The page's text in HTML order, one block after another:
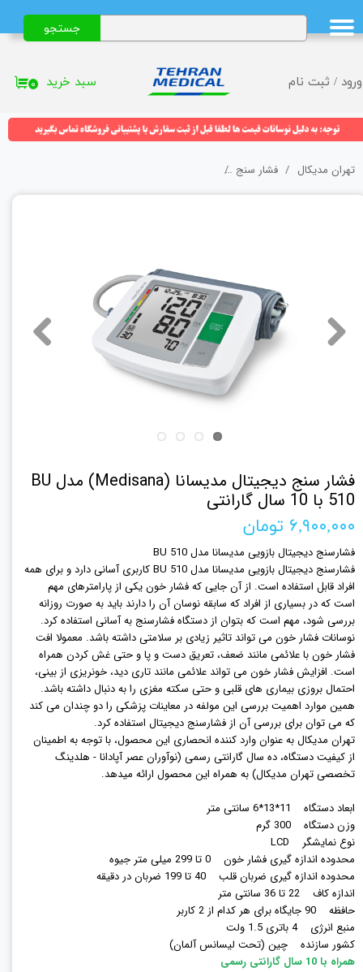
ورود / ثبت نام
حساب کاربری من
تغییر گذر واژه
خروج از حساب کاربری
جستجو
۰ سبد خرید
تهران مدیکال فشار سنج
فشار سنج دیجیتال مدیسانا (Medisana) مدل BU
510 با 10 سال گارانتی
۶,۹۰۰,۰۰۰ تومان
فشارسنج دیجیتال بازویی مدیسانا مدل BU 510
فشارسنج دیجیتال بازویی مدیسانا مدل BU 510 کاربری آسانی دارد و برای همه
افراد قابل استفاده است. از آن جایی که فشار خون یکی از پارامترهای مهم
است که در بسیاری از افراد که سابقه نوسان آن را دارند باید به صورت روزانه
بررسی شود، مهم است که بتوان از دستگاه فشارسنج به آسانی استفاده کرد.
نوسانات فشار خون می تواند تاثیر زیادی بر سلامتی داشته باشد. معمولا افت
فشار خون با علائمی مانند ضعف، تعریق دست و پا و حتی غش کردن همراه
است. افزایش فشار خون می تواند علائمی مانند تاری دید، خونریزی از بینی،
احتمال بروزی بیماری های قلبی و حتی سکته مغزی را به دنبال داشته باشد.
همین موارد اهمیت بررسی این مولفه در معاینات پزشکی را دو چندان می کند
که می توان برای بررسی آن از فشارسنج دیجیتال استفاده کرد.
تهران مدیکال به عنوان وارد کننده انحصاری این محصول، با توجه به اطمینان
از کیفیت دستگاه، ده سال گارانتی رسمی (نوآوران عصر آپادانا - هلدینگ
تخصصی تهران مدیکال) به همراه این محصول ارائه میدهد.
ابعاد دستگاه 11*13*6 سانتی متر
وزن دستگاه 300 گرم
نوع نمایشگر LCD
محدوده اندازه گیری فشار خون 0 تا 299 میلی متر جیوه
محدوده اندازه گیری ضربان قلب 40 تا 199 ضربان در دقیقه
اندازه کاف 22 تا 36 سانتی متر
حافظه 90 جایگاه برای هر کدام از 2 کاربر
منبع انرژی 4 باتری 1.5 ولت
کشور سازنده چین (تحت لیسانس آلمان)
همراه با 10 سال گارانتی رسمی